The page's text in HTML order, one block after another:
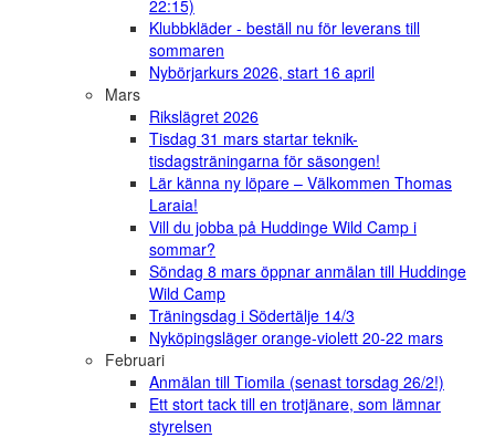
22:15)
Klubbkläder - beställ nu för leverans till
sommaren
Nybörjarkurs 2026, start 16 april
Mars
Rikslägret 2026
Tisdag 31 mars startar teknik-
tisdagsträningarna för säsongen!
Lär känna ny löpare – Välkommen Thomas
Laraia!
Vill du jobba på Huddinge Wild Camp i
sommar?
Söndag 8 mars öppnar anmälan till Huddinge
Wild Camp
Träningsdag i Södertälje 14/3
Nyköpingsläger orange-violett 20-22 mars
Februari
Anmälan till Tiomila (senast torsdag 26/2!)
Ett stort tack till en trotjänare, som lämnar
styrelsen